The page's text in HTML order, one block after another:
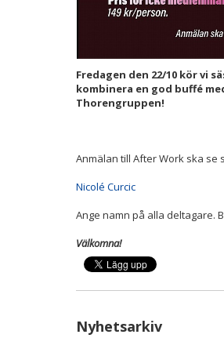
Fredagen den 22/10 kör vi
kombinera en god buffé
Thorengruppen!
Anmälan till After Work ska se
Nicolé Curcic
Ange namn på alla deltagare.
Välkomna!
Nyhetsarkiv